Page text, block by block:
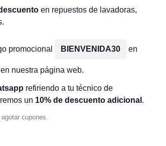
en repuestos de lavadoras,
promocional BIENVENIDA30 en
nuestra página web.
refiriendo a tu técnico de
un 10% de descuento adicional .
cupones.
Agregar a la lista de
🔥
Mostrar stock de